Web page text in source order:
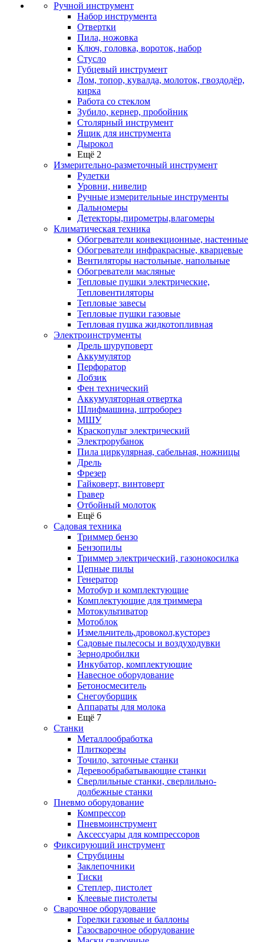
Ручной инструмент
Набор инструмента
Отвертки
Пила, ножовка
Ключ, головка, вороток, набор
Стусло
Губцевый инструмент
Лом, топор, кувалда, молоток, гвоздодёр,
кирка
Работа со стеклом
Зубило, кернер, пробойник
Столярный инструмент
Ящик для инструмента
Дырокол
Ещё 2
Измерительно-разметочный инструмент
Рулетки
Уровни, нивелир
Ручные измерительные инструменты
Дальномеры
Детекторы,пирометры,влагомеры
Климатическая техника
Обогреватели конвекционные, настенные
Обогреватели инфракрасные, кварцевые
Вентиляторы настольные, напольные
Обогреватели масляные
Тепловые пушки электрические,
Тепловентиляторы
Тепловые завесы
Тепловые пушки газовые
Тепловая пушка жидкотопливная
Электроинструменты
Дрель шуруповерт
Аккумулятор
Перфоратор
Лобзик
Фен технический
Аккумуляторная отвертка
Шлифмашина, штроборез
МШУ
Краскопульт электрический
Электрорубанок
Пила циркулярная, сабельная, ножницы
Дрель
Фрезер
Гайковерт, винтоверт
Гравер
Отбойный молоток
Ещё 6
Садовая техника
Триммер бензо
Бензопилы
Триммер электрический, газонокосилка
Цепные пилы
Генератор
Мотобур и комплектующие
Комплектующие для триммера
Мотокультиватор
Мотоблок
Измельчитель,дровокол,кусторез
Садовые пылесосы и воздуходувки
Зернодробилки
Инкубатор, комплектующие
Навесное оборудование
Бетоносмеситель
Снегоуборщик
Аппараты для молока
Ещё 7
Станки
Металлообработка
Плиткорезы
Точило, заточные станки
Деревообрабатывающие станки
Сверлильные станки, сверлильно-
долбежные станки
Пневмо оборудование
Компрессор
Пневмоинструмент
Аксессуары для компрессоров
Фиксирующий инструмент
Струбцины
Заклепочники
Тиски
Степлер, пистолет
Клеевые пистолеты
Сварочное оборудование
Горелки газовые и баллоны
Газосварочное оборудование